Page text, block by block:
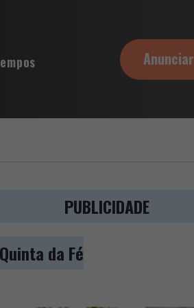
Anunciar
PUBLICIDADE
Quinta da Fé